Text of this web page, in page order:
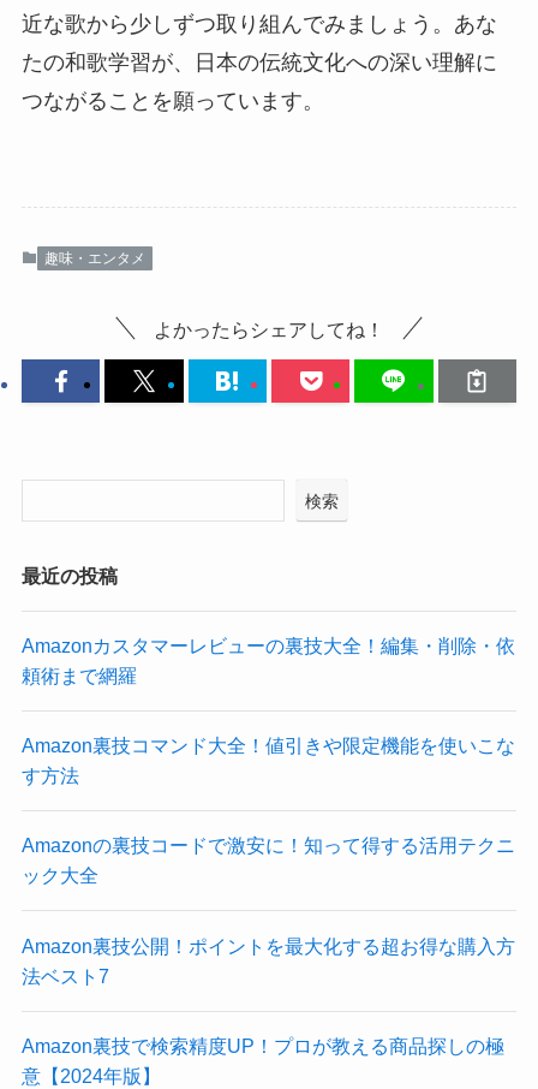
近な歌から少しずつ取り組んでみましょう。あな
たの和歌学習が、日本の伝統文化への深い理解に
つながることを願っています。
趣味・エンタメ
よかったらシェアしてね！
検索
最近の投稿
Amazonカスタマーレビューの裏技大全！編集・削除・依
頼術まで網羅
Amazon裏技コマンド大全！値引きや限定機能を使いこな
す方法
Amazonの裏技コードで激安に！知って得する活用テクニ
ック大全
Amazon裏技公開！ポイントを最大化する超お得な購入方
法ベスト7
Amazon裏技で検索精度UP！プロが教える商品探しの極
意【2024年版】